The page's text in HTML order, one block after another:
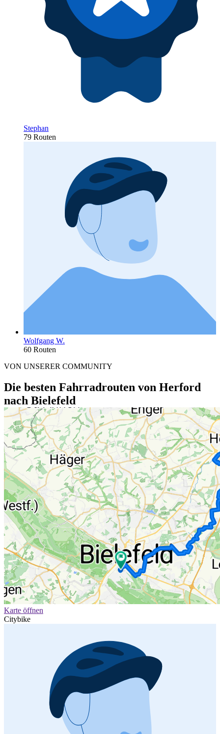
Stephan
79 Routen
Wolfgang W.
60 Routen
VON UNSERER COMMUNITY
Die besten Fahrradrouten von Herford
nach Bielefeld
Karte öffnen
Citybike